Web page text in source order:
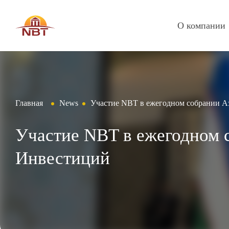
О компании
Главная News Участие NBT в ежегодном собрании
Участие NBT в ежегодном
Инвестиций